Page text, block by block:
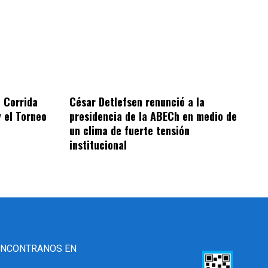
Corrida
Torneo
César Detlefsen renunció a la
presidencia de la ABECh en medio de
un clima de fuerte tensión
institucional
EN